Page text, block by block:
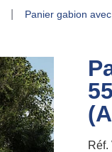
panier gabion
Réf.